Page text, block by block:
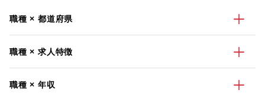
職種 × 都道府県
職種 × 求人特徴
職種 × 年収